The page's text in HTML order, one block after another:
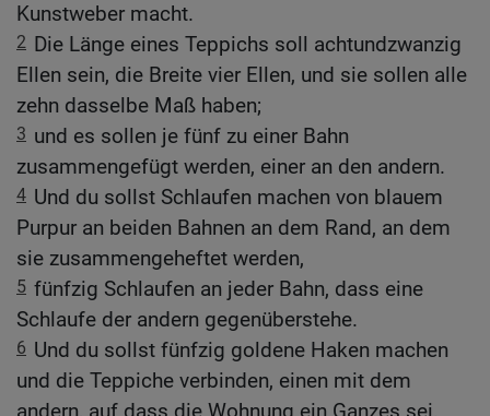
Kunstweber macht.
2 Die Länge eines Teppichs soll achtundzwanzig
Ellen sein, die Breite vier Ellen, und sie sollen alle
zehn dasselbe Maß haben;
3 und es sollen je fünf zu einer Bahn
zusammengefügt werden, einer an den andern.
4 Und du sollst Schlaufen machen von blauem
Purpur an beiden Bahnen an dem Rand, an dem
sie zusammengeheftet werden,
5 fünfzig Schlaufen an jeder Bahn, dass eine
Schlaufe der andern gegenüberstehe.
6 Und du sollst fünfzig goldene Haken machen
und die Teppiche verbinden, einen mit dem